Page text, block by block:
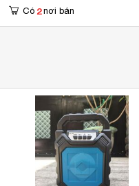
Có 2 nơi bán